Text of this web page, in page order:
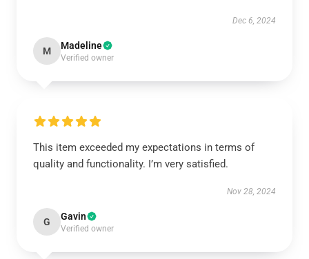
Dec 6, 2024
M Madeline
Verified owner
This item exceeded my expectations in terms of
quality and functionality. I’m very satisfied.
Nov 28, 2024
G Gavin
Verified owner